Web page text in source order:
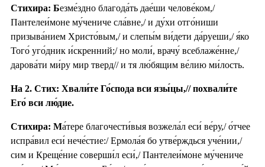
Стихира: Безме́здно благода́ть дае́ши челове́ком,/
Пантелеи́моне му́чениче сла́вне,/ и ду́хи отго́ниши
призыва́нием Христо́вым,/ и слепы́м ви́дети да́руеши,/ я́ко
Того́ уго́дник и́скренний;/ но моли́, врачу́ всеблаже́нне,/
дарова́ти ми́ру мир тверд// и тя лю́бящим ве́лию ми́лость.
На 2. Стих: Хвали́те Го́спода вси язы́цы,// похвали́те
Его́ вси лю́дие.
Стихира: Ма́тере благочести́выя возжела́л еси́ ве́ру,/ о́тчее
испра́вил еси́ нече́стие:/ Ермола́я бо утве́рждься уче́нии,/
сим и Креще́ние соверши́л еси́,/ Пантелеи́моне му́чениче